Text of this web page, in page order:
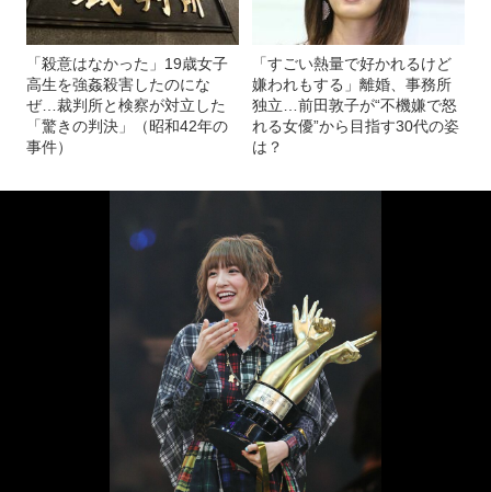
「殺意はなかった」19歳女子
高生を強姦殺害したのにな
ぜ…裁判所と検察が対立した
「驚きの判決」（昭和42年の
事件）
「すごい熱量で好かれるけど
嫌われもする」離婚、事務所
独立…前田敦子が“不機嫌で怒
れる女優”から目指す30代の姿
は？